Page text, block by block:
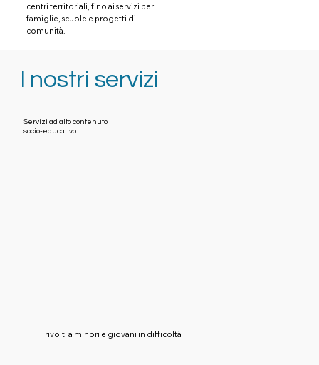
centri territoriali, fino ai servizi per
famiglie, scuole e progetti di
comunità.
I nostri servizi
Servizi ad alto contenuto
socio-educativo
rivolti a minori e giovani in difficoltà